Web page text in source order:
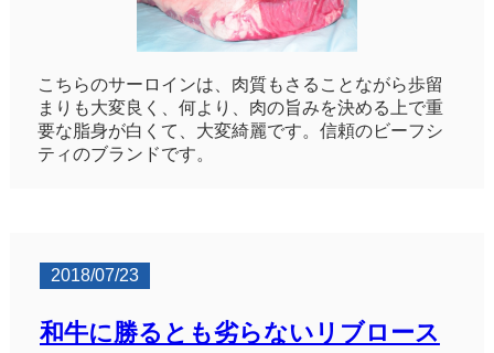
こちらのサーロインは、肉質もさることながら歩留
まりも大変良く、何より、肉の旨みを決める上で重
要な脂身が白くて、大変綺麗です。信頼のビーフシ
ティのブランドです。
2018/07/23
和牛に勝るとも劣らないリブロース